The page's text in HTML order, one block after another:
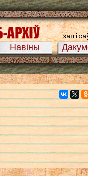
Навіны